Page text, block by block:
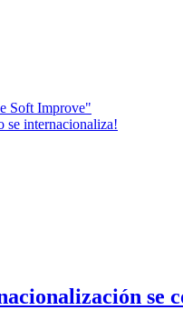
Soft Improve"
se internacionaliza!
se